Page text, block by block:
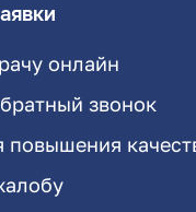
онлайн
звонок
повышения